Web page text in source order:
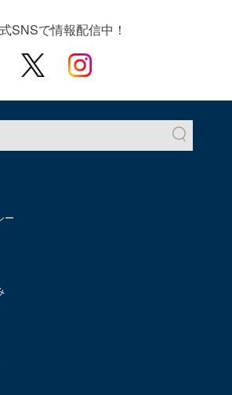
SNSで情報配信中！
ー